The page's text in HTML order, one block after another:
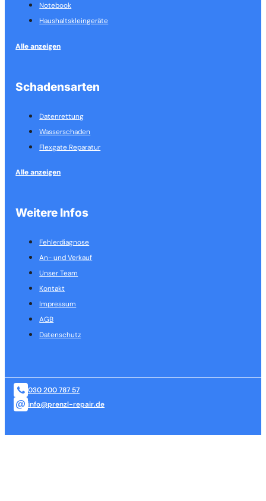
Notebook
Haushalts­kleingeräte
Alle anzeigen
Schadensarten
Datenrettung
Wasserschaden
Flexgate Reparatur
Alle anzeigen
Weitere Infos
Fehlerdiagnose
An- und Verkauf
Unser Team
Kontakt
Impressum
AGB
Datenschutz
030 200 787 57
info@prenzl-repair.de